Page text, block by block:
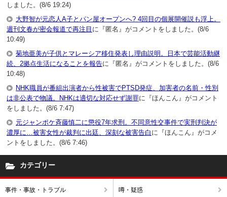
しました。(8/6 19:24)
大野智が元恋人A子とパン屋オープンへ? 4回目の個展開催説も浮上。
週刊文春が密会報道で再注目 に『匿名』がコメントをしました。(8/6
10:49)
菊地亜美が子供とマレーシア移住発表し理由説明。日本で芸能活動継
続、2拠点生活になることを報告に『匿名』がコメントをしました。(8/6
10:48)
NHK職員が番組出演者から性被害でPTSD発症、加害者の名前・性別
は非公表で物議。NHKは適切な対応せず謝罪に『ほんこん』がコメント
をしました。(8/6 7:47)
元ジャンポケ斉藤慎二に懲役7年求刑。不同意性交事件で実刑判決が
濃厚に…被害女性が裁判に出廷、深刻な被害告白 に『ほんこん』がコメ
ントをしました。(8/6 7:46)
カテゴリー
事件・事故・トラブル 噂・疑惑